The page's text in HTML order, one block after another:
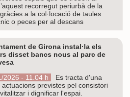
recorregut periurbà de la
a la col·locació de taules
o peces per al descans
de Girona instal·la els
disset bancs nous al parc de
2026 - 11.04 h
Es tracta d'una
actuacions previstes pel consistori
i dignificar l'espai.